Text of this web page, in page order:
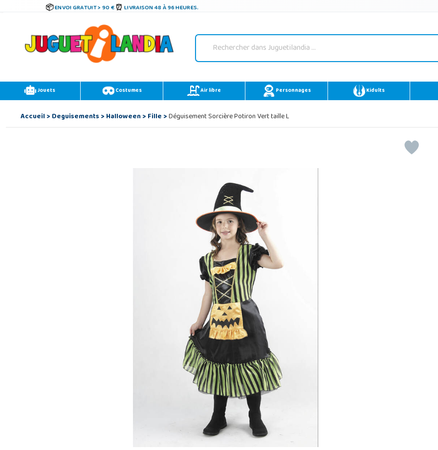
ENVOI GRATUIT > 90 € LIVRAISON 48 À 96 HEURES.
Jouets Costumes Air libre Personnages Kidults
Accueil>Deguisements>Halloween>Fille>Déguisement Sorcière Potiron Vert taille L